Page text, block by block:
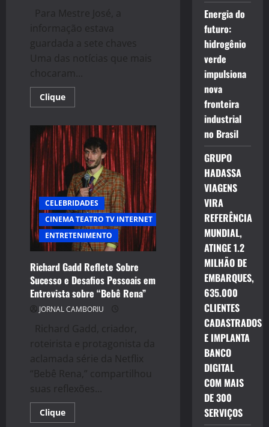
Para Mestre José, a
informação estava
guardada a sete chaves
Uma das notícias que mais
chocaram...
CliqueRead
more
Sobre
Silvio
Santos,
vidente
choca
e
afirma:
“Já
havia
morrido”
CELEBRIDADES
CINEMA TEATRO TV INTERNET
ENTRETENIMENTO
Richard Gadd Reflete Sobre
Sucesso e Desafios Pessoais em
Entrevista sobre “Bebê Rena”
JORNAL CAMBORIU
Richard Gadd, criador,
roteirista e protagonista da
aclamada série da Netflix
“Bebê Rena,” compartilhou
suas reflexões...
CliqueRead
more
Energia do
futuro:
hidrogênio
verde
impulsiona
nova
fronteira
industrial
no Brasil
GRUPO
HADASSA
VIAGENS
VIRA
REFERÊNCIA
MUNDIAL,
ATINGE 1.2
MILHÃO DE
EMBARQUES,
635.000
CLIENTES
CADASTRADOS
E IMPLANTA
BANCO
DIGITAL
COM MAIS
DE 300
SERVIÇOS